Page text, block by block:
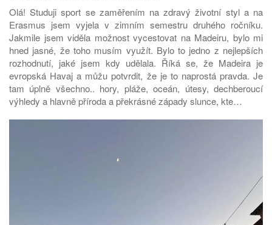
Olá! Studuji sport se zaměřením na zdravý životní styl a na
Erasmus jsem vyjela v zimním semestru druhého ročníku.
Jakmile jsem viděla možnost vycestovat na Madeiru, bylo mi
hned jasné, že toho musím využít. Bylo to jedno z nejlepších
rozhodnutí, jaké jsem kdy udělala. Říká se, že Madeira je
evropská Havaj a můžu potvrdit, že je to naprostá pravda. Je
tam úplně všechno.. hory, pláže, oceán, útesy, dechberoucí
výhledy a hlavně příroda a překrásné západy slunce, kte…